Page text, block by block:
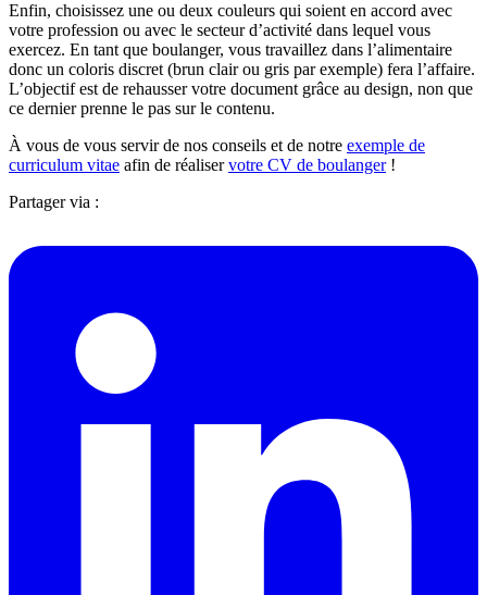
Enfin, choisissez une ou deux couleurs qui soient en accord avec
votre profession ou avec le secteur d’activité dans lequel vous
exercez. En tant que boulanger, vous travaillez dans l’alimentaire
donc un coloris discret (brun clair ou gris par exemple) fera l’affaire.
L’objectif est de rehausser votre document grâce au design, non que
ce dernier prenne le pas sur le contenu.
À vous de vous servir de nos conseils et de notre exemple de
curriculum vitae afin de réaliservotre CV de boulanger!
Partager via :